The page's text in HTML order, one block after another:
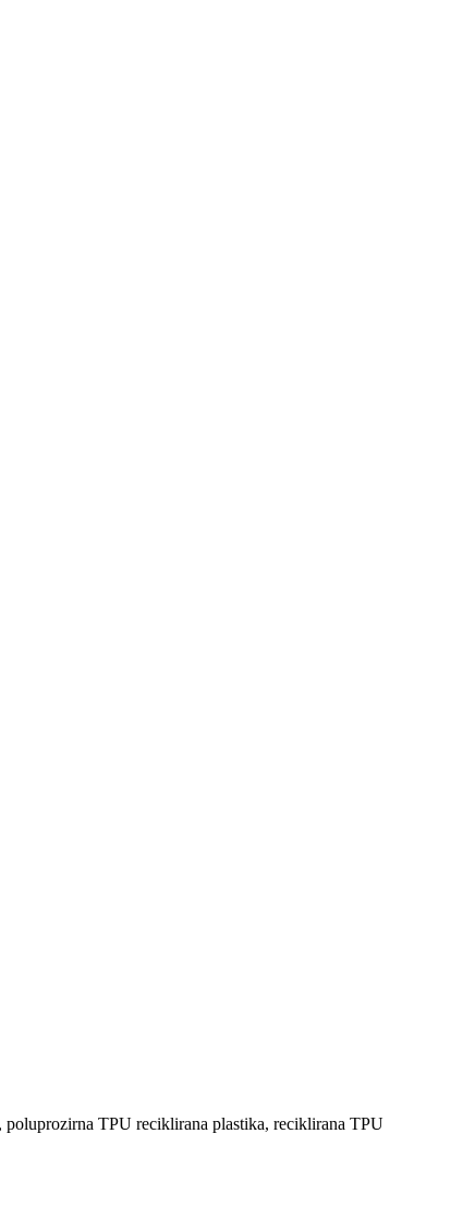
TPU reciklirana plastika, reciklirana TPU